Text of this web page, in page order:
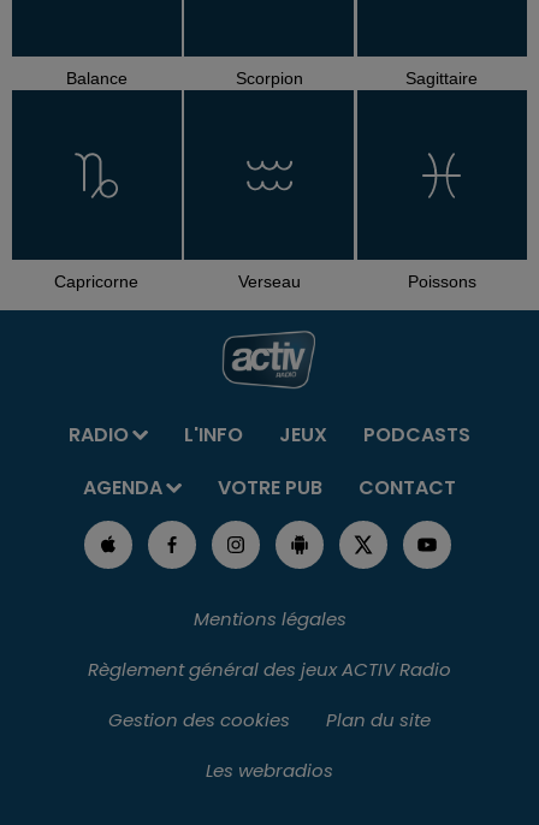
Balance Scorpion Sagittaire
Capricorne Verseau Poissons
RADIO L'INFO JEUX
PODCASTS
AGENDA
VOTRE PUB CONTACT
Mentions légales
Règlement général des jeux ACTIV Radio
Gestion des cookies
Plan du site
Les webradios